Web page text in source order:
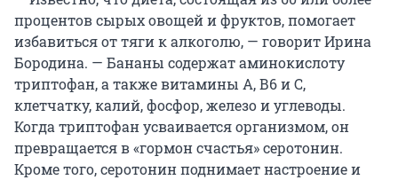
процентов сырых овощей и фруктов, помогает
избавиться от тяги к алкоголю, — говорит Ирина
Бородина. — Бананы содержат аминокислоту
триптофан, а также витамины А, В6 и С,
клетчатку, калий, фосфор, железо и углеводы.
Когда триптофан усваивается организмом, он
превращается в «гормон счастья» серотонин.
Кроме того, серотонин поднимает настроение и